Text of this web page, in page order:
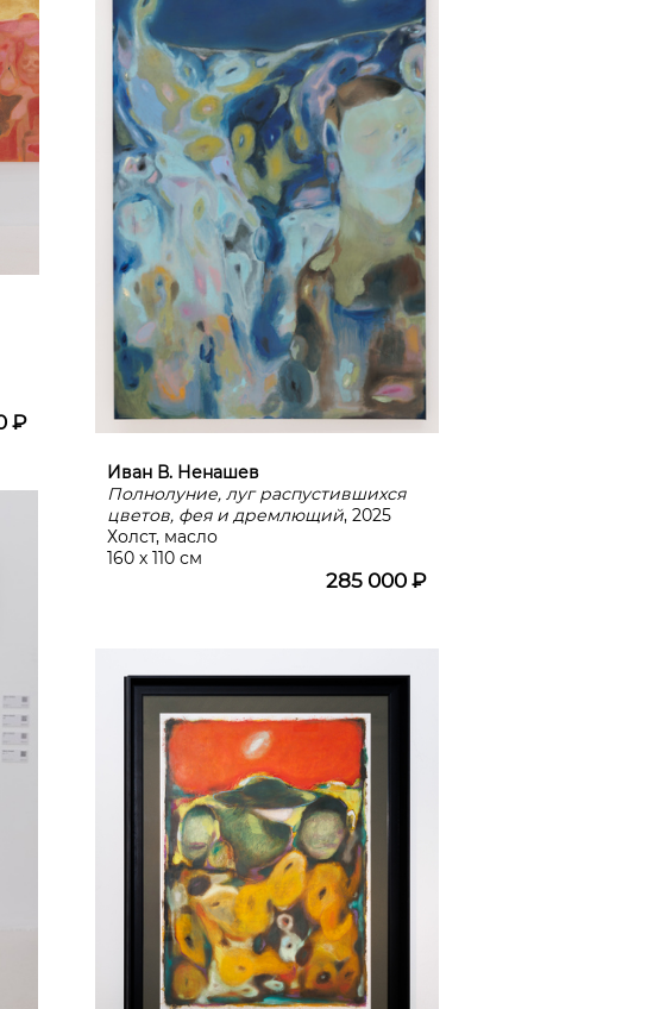
₽
Иван В. Ненашев
Полнолуние, луг распустившихся
цветов, фея и дремлющий, 2025
Холст, масло
160 х 110 см
285 000 ₽